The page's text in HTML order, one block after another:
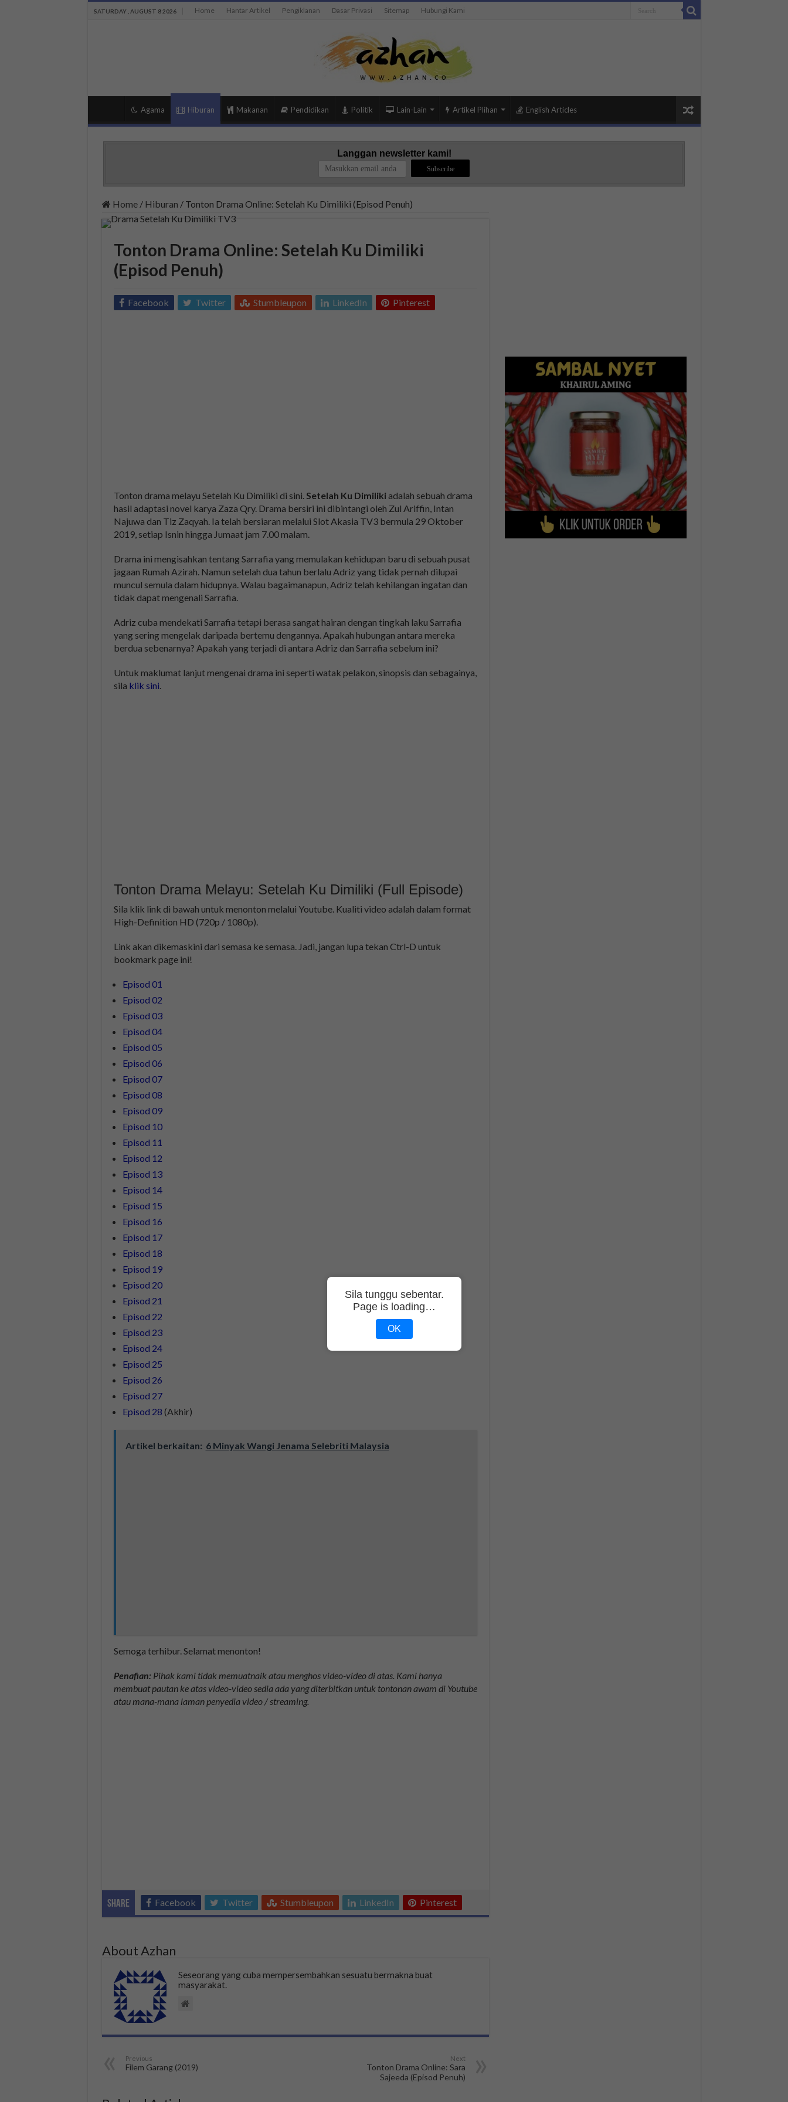
SATURDAY , AUGUST 8 2026 Home Hantar Artikel Pengiklanan Dasar Privasi Sitemap Hubungi Kami
Agama Hiburan Makanan Pendidikan Politik Lain-Lain Artikel Plihan English Articles
Langgan newsletter kami!
Home / Hiburan / Tonton Drama Online: Setelah Ku Dimiliki (Episod Penuh)
Tonton Drama Online: Setelah Ku Dimiliki
(Episod Penuh)
Facebook Twitter Stumbleupon LinkedIn Pinterest
Tonton drama melayu Setelah Ku Dimiliki di sini. Setelah Ku Dimiliki adalah sebuah drama
hasil adaptasi novel karya Zaza Qry. Drama bersiri ini dibintangi oleh Zul Ariffin, Intan
Najuwa dan Tiz Zaqyah. Ia telah bersiaran melalui Slot Akasia TV3 bermula 29 Oktober
2019, setiap Isnin hingga Jumaat jam 7.00 malam.
Drama ini mengisahkan tentang Sarrafia yang memulakan kehidupan baru di sebuah pusat
jagaan Rumah Azirah. Namun setelah dua tahun berlalu Adriz yang tidak pernah dilupai
muncul semula dalam hidupnya. Walau bagaimanapun, Adriz telah kehilangan ingatan dan
tidak dapat mengenali Sarrafia.
Adriz cuba mendekati Sarrafia tetapi berasa sangat hairan dengan tingkah laku Sarrafia
yang sering mengelak daripada bertemu dengannya. Apakah hubungan antara mereka
berdua sebenarnya? Apakah yang terjadi di antara Adriz dan Sarrafia sebelum ini?
Untuk maklumat lanjut mengenai drama ini seperti watak pelakon, sinopsis dan sebagainya,
sila klik sini
Tonton Drama Melayu: Setelah Ku Dimiliki (Full Episode)
Sila klik link di bawah untuk menonton melalui Youtube. Kualiti video adalah dalam format
High-Definition HD (720p / 1080p).
Link akan dikemaskini dari semasa ke semasa. Jadi, jangan lupa tekan Ctrl-D untuk
bookmark page ini!
Episod 01
Episod 02
Episod 03
Episod 04
Episod 05
Episod 06
Episod 07
Episod 08
Episod 09
Episod 10
Episod 11
Episod 12
Episod 13
Episod 14
Episod 15
Episod 16
Episod 17
Episod 18
Episod 19
Episod 20
Episod 21
Episod 22
Episod 23
Episod 24
Episod 25
Episod 26
Episod 27
Episod 28 (Akhir)
Artikel berkaitan: 6 Minyak Wangi Jenama Selebriti Malaysia
Semoga terhibur. Selamat menonton!
Penafian:Pihak kami tidak memuatnaik atau menghos video-video di atas. Kami hanya
membuat pautan ke atas video-video sedia ada yang diterbitkan untuk tontonan awam di Youtube
atau mana-mana laman penyedia video / streaming.
Share Facebook Twitter Stumbleupon LinkedIn Pinterest
About Azhan
Seseorang yang cuba mempersembahkan sesuatu bermakna buat
masyarakat.
Previous
Filem Garang (2019)
Next
Tonton Drama Online: Sara
Sajeeda (Episod Penuh)
Sila tunggu sebentar.
Page is loading…
OK